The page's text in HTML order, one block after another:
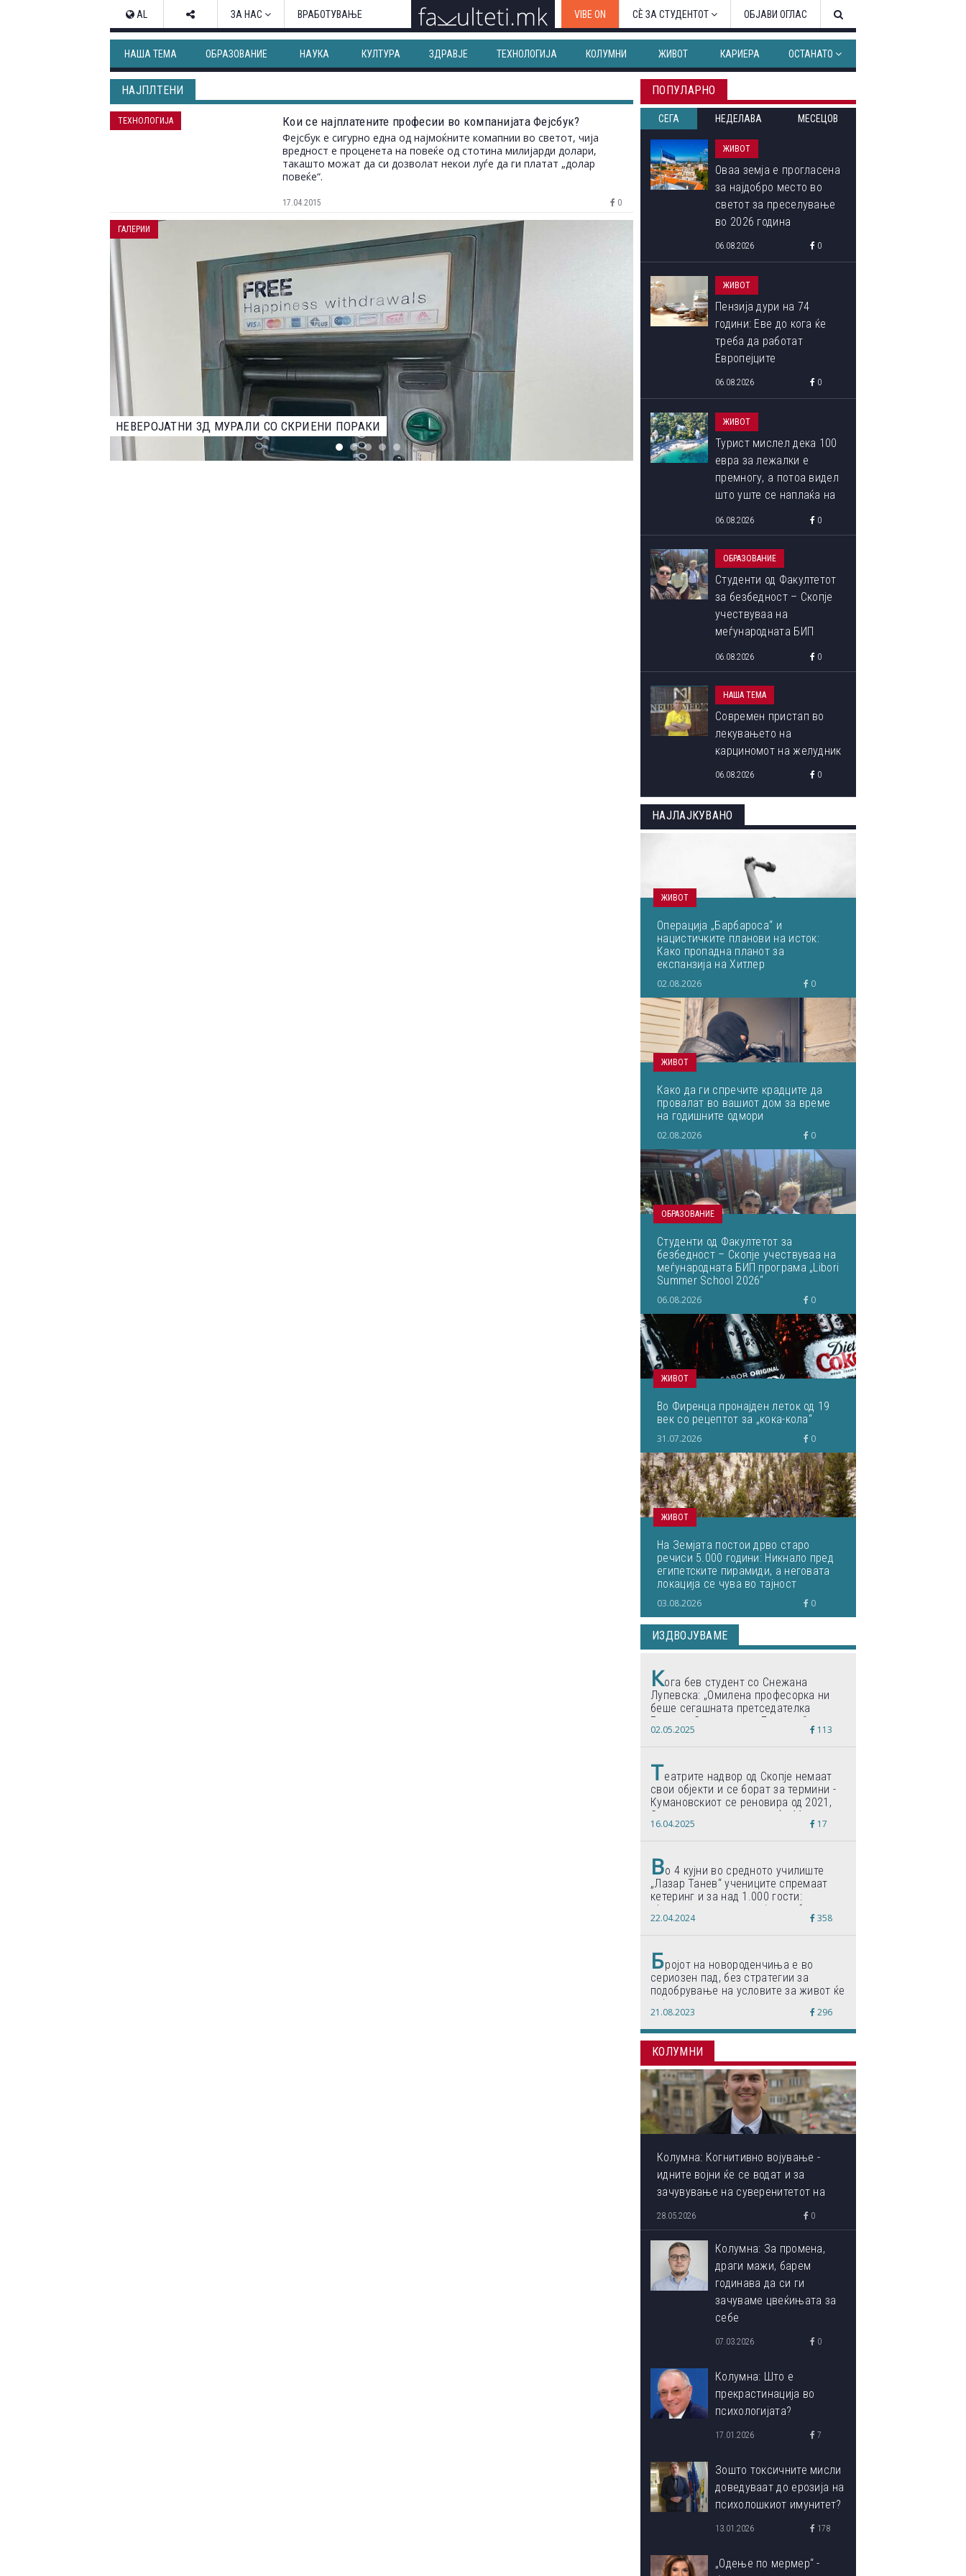
AL ЗА НАС ВРАБОТУВАЊЕ VIBE ON СЀ ЗА СТУДЕНТОТ ОБЈАВИ ОГЛАС
НАША ТЕМА ОБРАЗОВАНИЕ НАУКА КУЛТУРА ЗДРАВЈЕ ТЕХНОЛОГИЈА КОЛУМНИ ЖИВОТ КАРИЕРА ОСТАНАТО
НАЈПЛТЕНИ
Кои се најплатените професии во компанијата Фејсбук?
Фејсбук е сигурно една од најмоќните комапнии во светот, чија
вредност е проценета на повеќе од стотина милијарди долари,
такашто можат да си дозволат некои луѓе да ги платат „долар
повеќе“.
17.04.2015 0
ТЕХНОЛОГИЈА
НАЈДОБРИТЕ ФОТОГРАФИИ ОД НАТПРЕВАРОТ ЗА НАЈДОБАР ФОТОГРАФ НА ДИВИОТ СВЕТ НА
2023 ГОДИНА
ФОТОГРАФИЈА ОД ПРИРОДАТА ЗА 2023 ГОДИНА
ГАЛЕРИИ
ПОПУЛАРНО
СЕГА НЕДЕЛАВА МЕСЕЦОВ
ЖИВОТ
Оваа земја е прогласена
за најдобро место во
светот за преселување
во 2026 година
06.08.2026 0
ЖИВОТ
Пензија дури на 74
години: Еве до кога ќе
треба да работат
Европејците
06.08.2026 0
ЖИВОТ
Турист мислел дека 100
евра за лежалки е
премногу, а потоа видел
што уште се наплаќа на
06.08.2026 0
ОБРАЗОВАНИЕ
Студенти од Факултетот
за безбедност – Скопје
учествуваа на
меѓународната БИП
06.08.2026 0
НАША ТЕМА
Современ пристап во
лекувањето на
карциномот на желудник
06.08.2026 0
НАЈЛАЈКУВАНО
ЖИВОТ
Операција „Барбароса“ и
нацистичките планови на исток:
Како пропадна планот за
експанзија на Хитлер
02.08.2026 0
ЖИВОТ
Како да ги спречите крадците да
провалат во вашиот дом за време
на годишните одмори
02.08.2026 0
ОБРАЗОВАНИЕ
Студенти од Факултетот за
безбедност – Скопје учествуваа на
меѓународната БИП програма „Libori
Summer School 2026“
06.08.2026 0
ЖИВОТ
Во Фиренца пронајден леток од 19
век со рецептот за „кока-кола“
31.07.2026 0
ЖИВОТ
На Земјата постои дрво старо
речиси 5.000 години: Никнало пред
египетските пирамиди, а неговата
локација се чува во тајност
03.08.2026 0
ИЗДВОЈУВАМЕ
Кога бев студент со Снежана
Лупевска: „Омилена професорка ни
беше сегашната претседателка
Гордана Сиљановска-Давкова“
02.05.2025 113
Театрите надвор од Скопје немаат
свои објекти и се борат за термини -
Кумановскиот се реновира од 2021,
Струмичкиот се гради веќе 11 години
16.04.2025 17
Во 4 кујни во средното училиште
„Лазар Танев“ учениците спремаат
кетеринг и за над 1.000 гости:
„Формиравме компанија и работиме
по светски стандарди“
22.04.2024 358
Бројот на новороденчиња е во
сериозен пад, без стратегии за
подобрување на условите за живот ќе
дојде до затворање на училишта,
предупредуваат експертите
21.08.2023 296
КОЛУМНИ
Колумна: Когнитивно војување -
идните војни ќе се водат и за
зачувување на суверенитетот на
сопствениот ум
28.05.2026 0
Колумна: За промена,
драги мажи, барем
годинава да си ги
зачуваме цвеќињата за
себе
07.03.2026 0
Колумна: Што е
прекрастинација во
психологијата?
17.01.2026 7
Зошто токсичните мисли
доведуваат до ерозија на
психолошкиот имунитет?
13.01.2026 178
„Одење по мермер“ -